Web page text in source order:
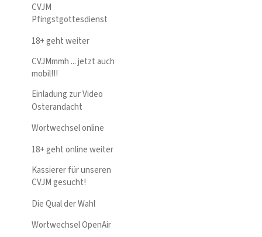
CVJM
Pfingstgottesdienst
18+ geht weiter
CVJMmmh ... jetzt auch
mobil!!!
Einladung zur Video
Osterandacht
Wortwechsel online
18+ geht online weiter
Kassierer für unseren
CVJM gesucht!
Die Qual der Wahl
Wortwechsel OpenAir